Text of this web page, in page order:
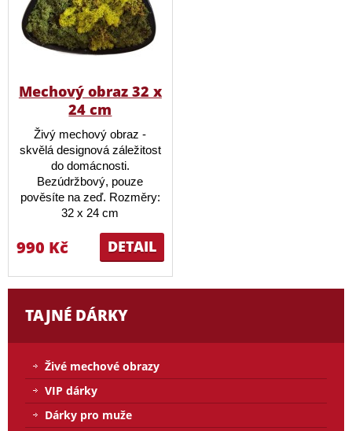
Mechový obraz 32 x
24 cm
Živý mechový obraz -
skvělá designová záležitost
do domácnosti.
Bezúdržbový, pouze
pověsíte na zeď. Rozměry:
32 x 24 cm
DETAIL
990 Kč
TAJNÉ DÁRKY
Živé mechové obrazy
VIP dárky
Dárky pro muže